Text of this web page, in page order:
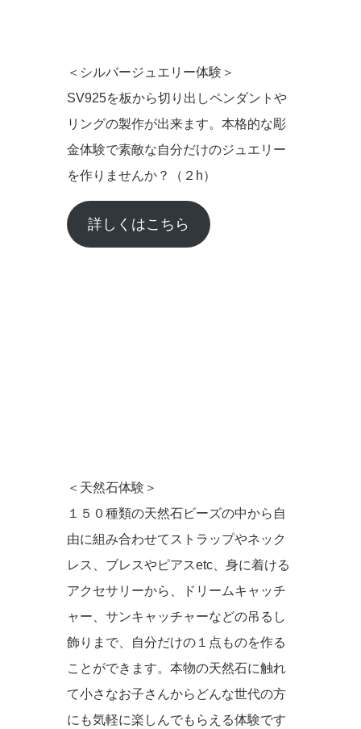
＜シルバージュエリー体験＞
SV925を板から切り出しペンダントや
リングの製作が出来ます。本格的な彫
金体験で素敵な自分だけのジュエリー
を作りませんか？（２h）
詳しくはこちら
＜天然石体験＞
１５０種類の天然石ビーズの中から自
由に組み合わせてストラップやネック
レス、ブレスやピアスetc、身に着ける
アクセサリーから、ドリームキャッチ
ャー、サンキャッチャーなどの吊るし
飾りまで、自分だけの１点ものを作る
ことができます。本物の天然石に触れ
て小さなお子さんからどんな世代の方
にも気軽に楽しんでもらえる体験です